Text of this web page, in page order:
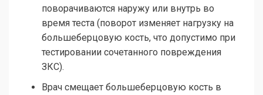
поворачиваются наружу или внутрь во
время теста (поворот изменяет нагрузку на
большеберцовую кость, что допустимо при
тестировании сочетанного повреждения
ЗКС).
Врач смещает большеберцовую кость в